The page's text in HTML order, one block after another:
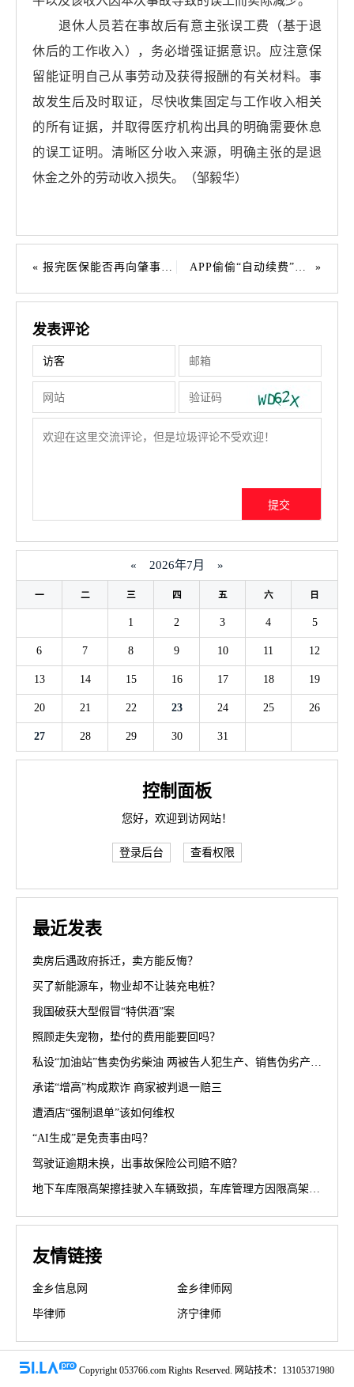
退休人员若在事故后有意主张误工费（基于退
休后的工作收入），务必增强证据意识。应注意保
留能证明自己从事劳动及获得报酬的有关材料。事
故发生后及时取证，尽快收集固定与工作收入相关
的所有证据，并取得医疗机构出具的明确需要休息
的误工证明。清晰区分收入来源，明确主张的是退
休金之外的劳动收入损失。（邹毅华）
报完医保能否再向肇事者索赔 法院认定不能构成“双重获利” APP偷偷“自动续费”，法院判决支持全额退款
发表评论
« 2026年7月 »
一 二 三 四 五 六 日
1 2 3 4 5
6 7 8 9 10 11 12
13 14 15 16 17 18 19
20 21 22 23 24 25 26
27 28 29 30 31
控制面板
您好，欢迎到访网站！
登录后台 查看权限
最近发表
卖房后遇政府拆迁，卖方能反悔？
买了新能源车，物业却不让装充电桩？
我国破获大型假冒“特供酒”案
照顾走失宠物，垫付的费用能要回吗？
私设“加油站”售卖伪劣柴油 两被告人犯生产、销售伪劣产品罪获刑罚
承诺“增高”构成欺诈 商家被判退一赔三
遭酒店“强制退单”该如何维权
“AI生成”是免责事由吗？
驾驶证逾期未换，出事故保险公司赔不赔？
地下车库限高架擦挂驶入车辆致损，车库管理方因限高架设置高度不符合规范被判担责70%
友情链接
金乡信息网 金乡律师网
毕律师 济宁律师
Copyright 053766.com Rights Reserved. 网站技术：13105371980